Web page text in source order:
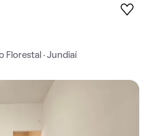
Florestal · Jundiaí